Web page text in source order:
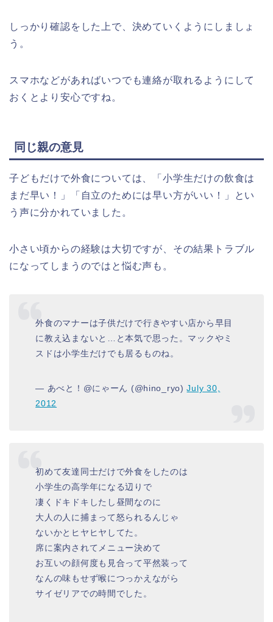
しっかり確認をした上で、決めていくようにしましょ
う。
スマホなどがあればいつでも連絡が取れるようにして
おくとより安心ですね。
同じ親の意見
子どもだけで外食については、「小学生だけの飲食は
まだ早い！」「自立のためには早い方がいい！」とい
う声に分かれていました。
小さい頃からの経験は大切ですが、その結果トラブル
になってしまうのではと悩む声も。
外食のマナーは子供だけで行きやすい店から早目
に教え込まないと…と本気で思った。マックやミ
スドは小学生だけでも居るものね。
— あべと！@にゃーん (@hino_ryo)July 30,
2012
初めて友達同士だけで外食をしたのは
小学生の高学年になる辺りで
凄くドキドキしたし昼間なのに
大人の人に捕まって怒られるんじゃ
ないかとヒヤヒヤしてた。
席に案内されてメニュー決めて
お互いの顔何度も見合って平然装って
なんの味もせず喉につっかえながら
サイゼリアでの時間でした。